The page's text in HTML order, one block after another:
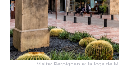
Visiter Perpignan et la loge de